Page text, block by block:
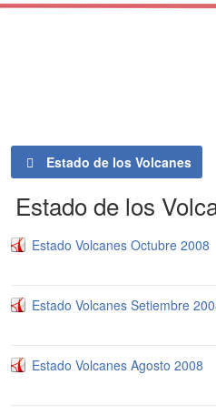
Estado de los Volcanes
Estado de los
Estado Volcanes Octubre 2008
Estado Volcanes Setiembre
Estado Volcanes Agosto 2008